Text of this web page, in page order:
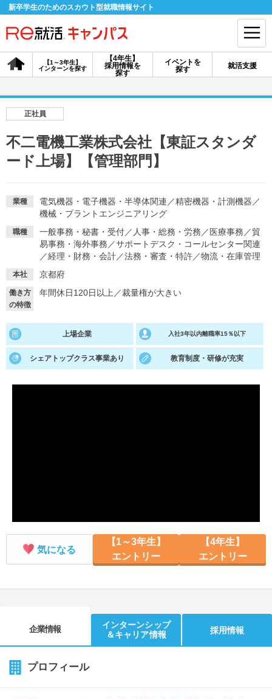
新卒学生のためのスカウト型就職情報サイト
【4年生】
採用情報を
探す
【1～3年生】
インターンを探す
イベントを
探す
就活支援
会員登録 ログイン
就活ノウハウ・サポート
就活支援
適職診断
あなたに合う仕事を診断！
就活チャンネル
動画で対策講座をチェック
就活ニュースペーパー よくある質問
正社員
不二電機工業株式会社【東証スタンダ
ード上場】【管理部門】
業種 電気機器・電子機器・半導体関連 ／精密機器・計測機器 ／
機械・プラントエンジニアリング
職種 一般事務・秘書・受付／ 人事・総務・労務 ／ 医療事務 ／貿
易事務・海外事務 ／サポートデスク・コールセンター関連
／経理・財務・会計／法務・審査・特許／物流・在庫管理
本社 京都府
働き方
の特徴
年間休日120日以上 ／裁量権が大きい
上場企業 入社3年以内離職率15％以下
シェアトップクラス事業あり 教育制度・研修が充実
気になる
【1～3年生】
エントリー
【4年生】
エントリー
企業情報
インターンシップ
＆キャリア情報
採用情報
プロフィール